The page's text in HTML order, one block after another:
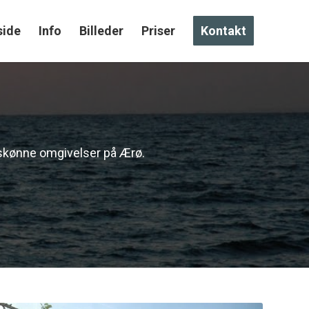
Info Billeder Priser Kontakt
omgivelser på Ærø.